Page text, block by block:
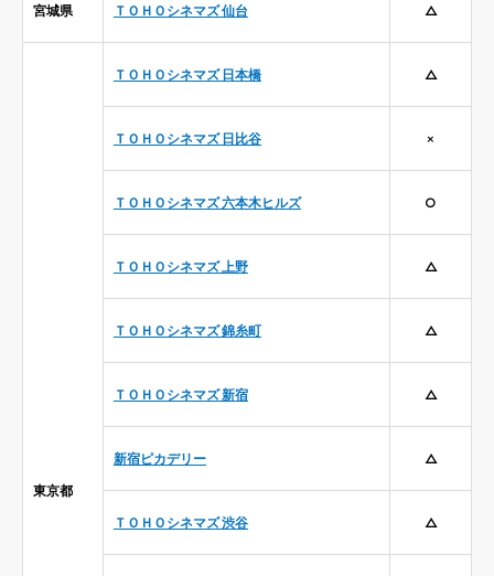
宮城県 ＴＯＨＯシネマズ 仙台 △
東京都
ＴＯＨＯシネマズ 日本橋 △
ＴＯＨＯシネマズ 日比谷 ×
ＴＯＨＯシネマズ 六本木ヒルズ ○
ＴＯＨＯシネマズ 上野 △
ＴＯＨＯシネマズ 錦糸町 △
ＴＯＨＯシネマズ 新宿 △
新宿ピカデリー △
ＴＯＨＯシネマズ 渋谷 △